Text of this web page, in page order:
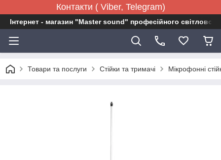
Контакти ( Viber, Telegram)
Інтернет - магазин "Master sound" професійного
Товари та послуги Стійки та тримачі Мікрофонні